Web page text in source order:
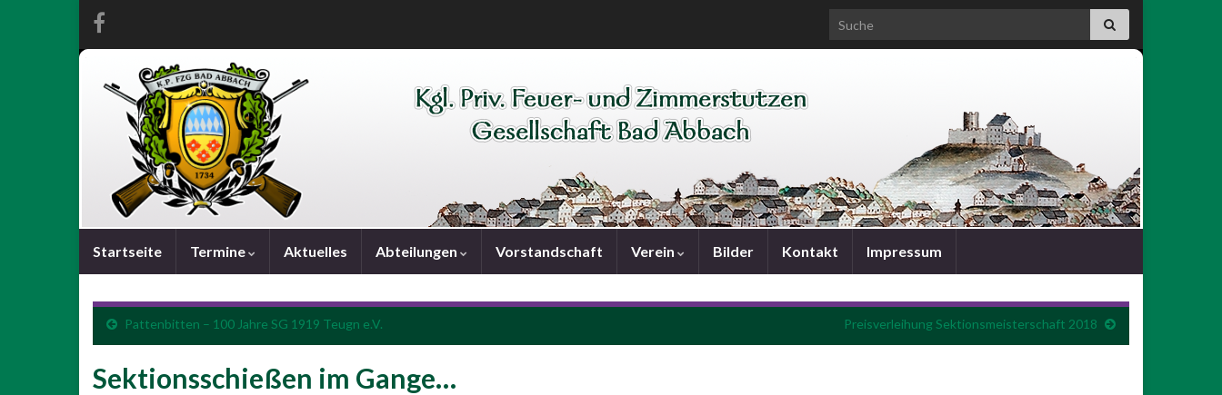
Search for:
Startseite Termine Aktuelles Abteilungen Vorstandschaft Verein Bilder Kontakt Impressum
Pattenbitten – 100 Jahre SG 1919 Teugn e.V. Preisverleihung Sektionsmeisterschaft 2018
Sektionsschießen im Gange…